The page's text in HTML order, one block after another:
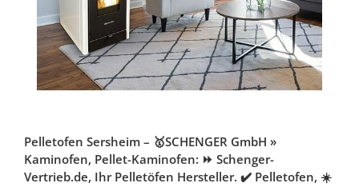
Pelletofen Sersheim – 🥇SCHENGER GmbH »
Kaminofen, Pellet-Kaminofen: ⏩ Schenger-
Vertrieb.de, Ihr Pelletöfen Hersteller. ✔️ Pelletofen, ☀️